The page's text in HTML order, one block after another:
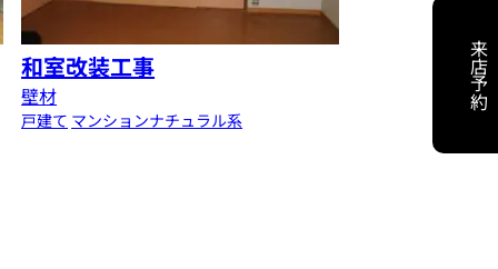
和室改装工事
壁材
戸建て マンションナチュラル系
来店予約